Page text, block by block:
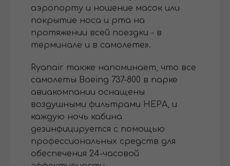
аэропорту и ношение масок или
покрытие носа и рта на
протяжении всей поездки - в
терминале и в самолете».
Ryanair также напоминает, что все
самолеты Boeing 737-800 в парке
авиакомпании оснащены
воздушными фильтрами HEPA, и
каждую ночь кабина
дезинфицируется с помощью
профессиональных средств для
обеспечения 24-часовой